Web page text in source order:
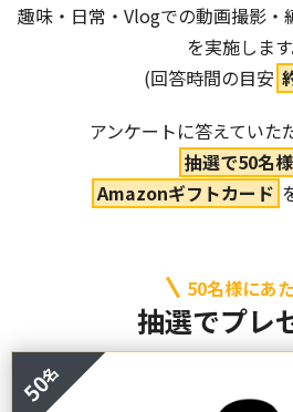
趣味・日常・Vlogでの動画撮影・
を実施します
(回答時間の目安
アンケートに答えていた
抽選で50名様
Amazonギフトカード
50名様にあ
抽選でプレ
50